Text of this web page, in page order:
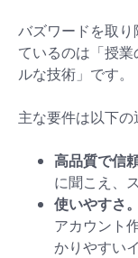
バズワードを取
ているのは「授
ルな技術」です。
主な要件は以下の
高品質で信
に聞こえ、
使いやすさ。
アカウント
かりやすい